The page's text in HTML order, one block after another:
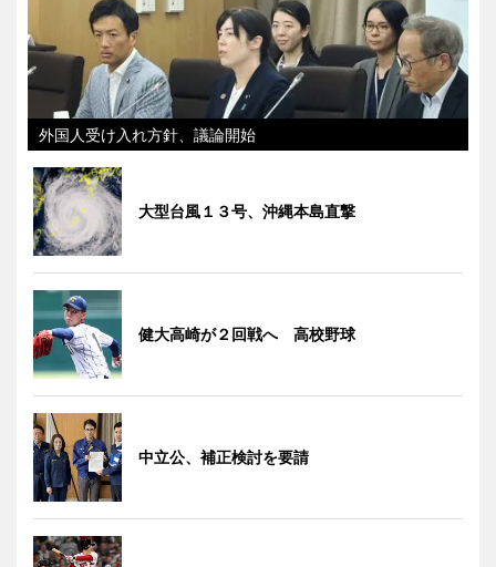
外国人受け入れ方針、議論開始
大型台風１３号、沖縄本島直撃
健大高崎が２回戦へ 高校野球
中立公、補正検討を要請